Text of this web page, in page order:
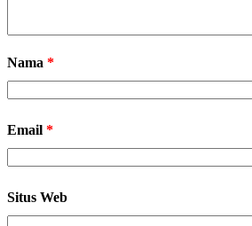
Nama *
Email *
Situs Web